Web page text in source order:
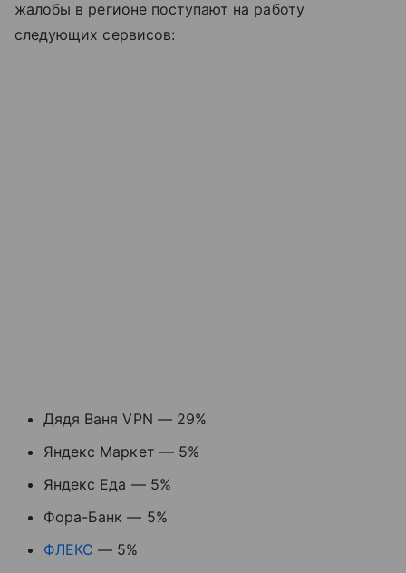
жалобы в регионе поступают на работу
следующих сервисов:
Дядя Ваня VPN — 29%
Яндекс Маркет — 5%
Яндекс Еда — 5%
Фора-Банк — 5%
ФЛЕКС — 5%